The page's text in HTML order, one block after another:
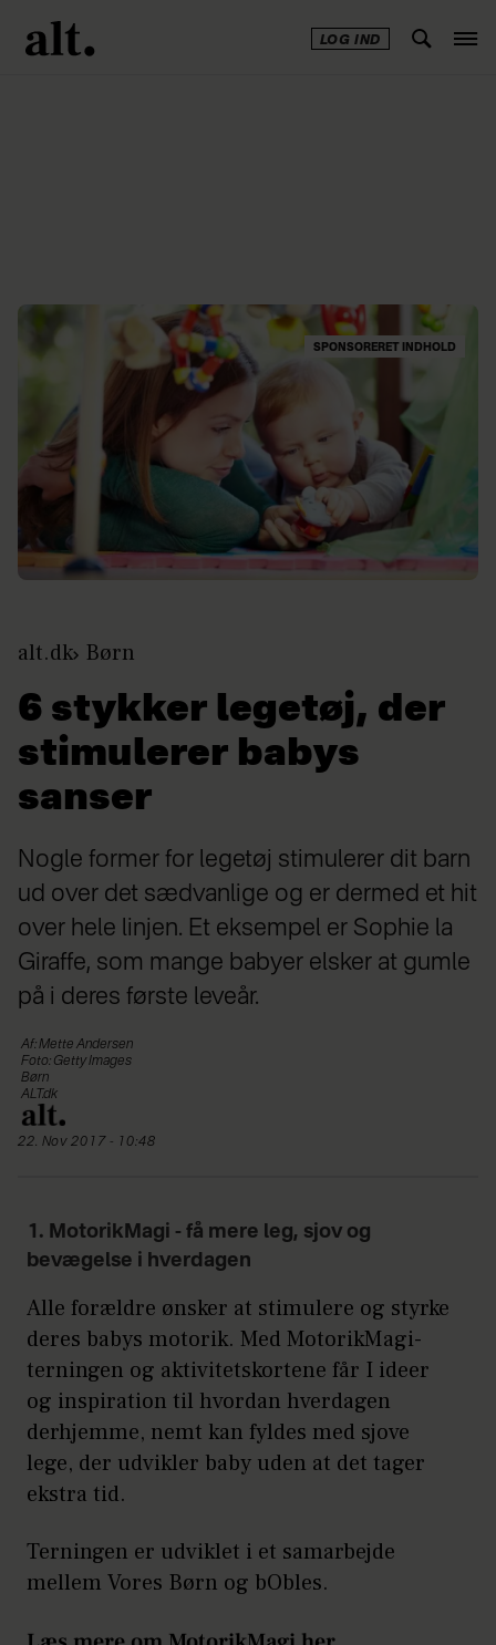
LOG IND
SPONSORERET INDHOLD
alt.dk Børn
6 stykker legetøj, der
stimulerer babys
sanser
Nogle former for legetøj stimulerer dit barn
ud over det sædvanlige og er dermed et hit
over hele linjen. Et eksempel er Sophie la
Giraffe, som mange babyer elsker at gumle
på i deres første leveår.
Af: Mette Andersen
Foto: Getty Images
Børn
ALT.dk
22. Nov 2017 - 10:48
1. MotorikMagi - få mere leg, sjov og
bevægelse i hverdagen
Alle forældre ønsker at stimulere og styrke
deres babys motorik. Med MotorikMagi-
terningen og aktivitetskortene får I ideer
og inspiration til hvordan hverdagen
derhjemme, nemt kan fyldes med sjove
lege, der udvikler baby uden at det tager
ekstra tid.
Terningen er udviklet i et samarbejde
mellem Vores Børn og bObles.